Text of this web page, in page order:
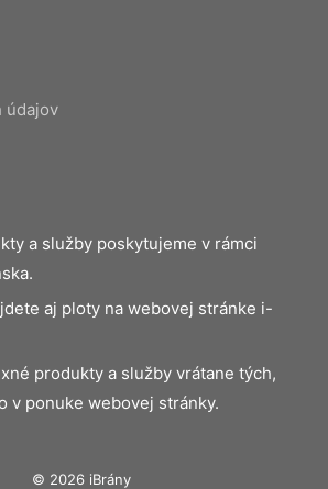
údajov
a služby poskytujeme v rámci
aj ploty na webovej stránke i-
produkty a služby vrátane tých,
v ponuke webovej stránky.
© 2026 iBrány